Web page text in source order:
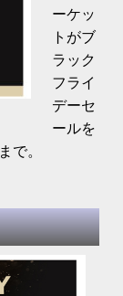
ーケッ
トがブ
ラック
フライ
デーセ
ールを
で。